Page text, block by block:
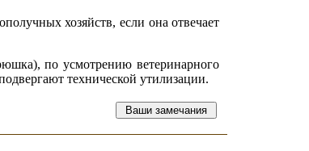
хозяйств, если она отвечает
по усмотрению ветеринарного
технической утилизации.